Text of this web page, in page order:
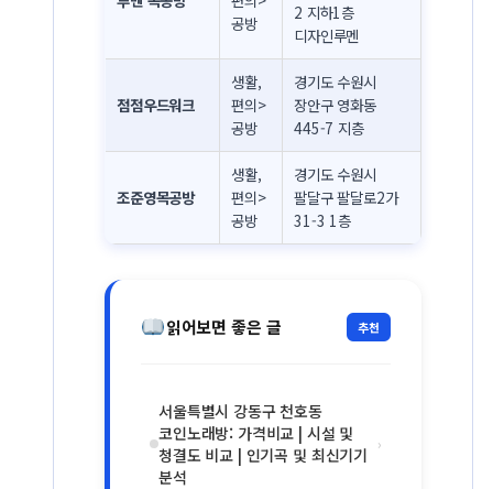
공방
2 지하1층
디자인루멘
점점우드워크
생활,
편의>
공방
경기도 수원시
장안구 영화동
445-7 지층
조준영목공방
생활,
편의>
공방
경기도 수원시
팔달구 팔달로2가
31-3 1층
읽어보면 좋은 글 추천
서울특별시 강동구 천호동
코인노래방: 가격비교 | 시설 및
청결도 비교 | 인기곡 및 최신기기
분석
›